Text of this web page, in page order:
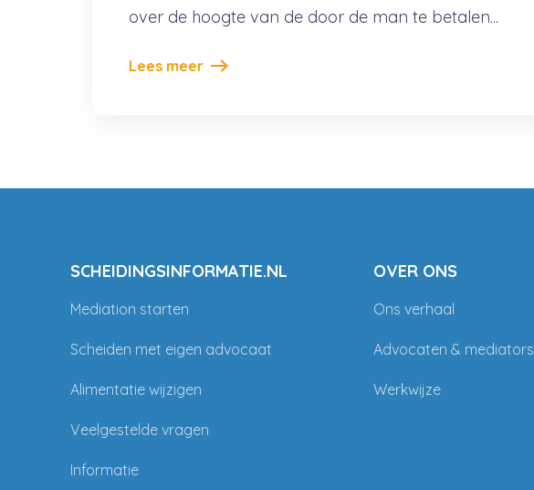
over de hoogte van de door de man te betalen...
Lees meer
SCHEIDINGSINFORMATIE.NL
Mediation starten
Scheiden met eigen advocaat
Alimentatie wijzigen
Veelgestelde vragen
Informatie
OVER ONS
Ons verhaal
Advocaten & mediators
Werkwijze